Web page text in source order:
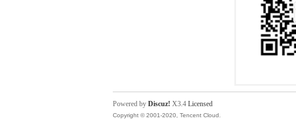
Powered by Discuz! X3.4 Licensed
Copyright © 2001-2020, Tencent Cloud.